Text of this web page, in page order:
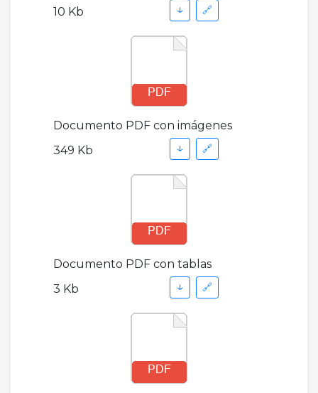
10 Kb
↓ 🔗
Documento PDF con imágenes
349 Kb
↓ 🔗
Documento PDF con tablas
3 Kb
↓ 🔗